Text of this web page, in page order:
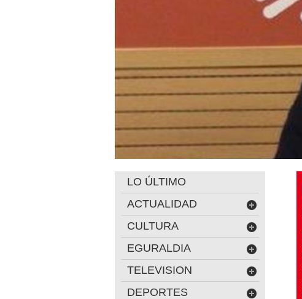
LO ÚLTIMO
ACTUALIDAD
CULTURA
EGURALDIA
TELEVISION
DEPORTES